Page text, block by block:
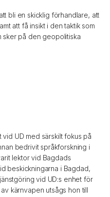
bli en skicklig förhandlare, att
att få insikt i den taktik som
sker på den geopolitiska
vid UD med särskilt fokus på
bedrivit språkforskning i
lektor vid Bagdads
beskickningarna i Bagdad,
vid UD:s enhet för
kärnvapen utsågs hon till